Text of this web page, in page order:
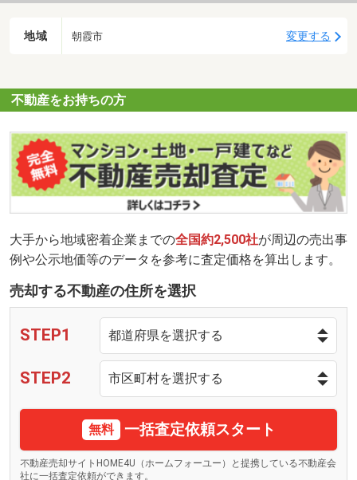
地域 朝霞市 変更する
不動産をお持ちの方
大手から地域密着企業までの全国約2,500社が周辺の売出事
例や公示地価等のデータを参考に査定価格を算出します。
売却する不動産の住所を選択
STEP1
STEP2
無料 一括査定依頼スタート
不動産売却サイトHOME4U（ホームフォーユー）と提携している不動産会
社に一括査定依頼ができます。